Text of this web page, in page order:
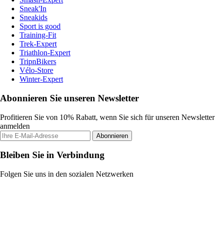
Sneak'In
Sneakids
Sport is good
Training-Fit
Trek-Expert
Triathlon-Expert
TripnBikers
Vélo-Store
Winter-Expert
Abonnieren Sie unseren Newsletter
Profitieren Sie von 10% Rabatt, wenn Sie sich für unseren Newsletter
anmelden
Abonnieren
Bleiben Sie in Verbindung
Folgen Sie uns in den sozialen Netzwerken